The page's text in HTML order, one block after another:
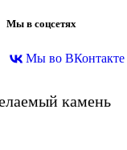
Мы в соцсетях
Мы во ВКонтакте
камень